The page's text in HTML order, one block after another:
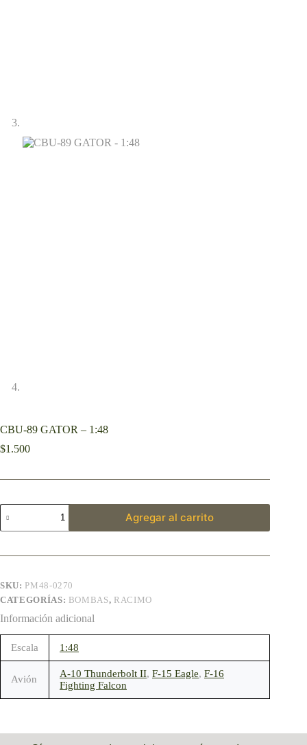
CBU-89 GATOR – 1:48
$1.500
Agregar al carrito
SKU: PM48-0270
CATEGORÍAS: BOMBAS, RACIMO
Información adicional
Escala 1:48
Avión A-10 Thunderbolt II, F-15 Eagle, F-16
Fighting Falcon